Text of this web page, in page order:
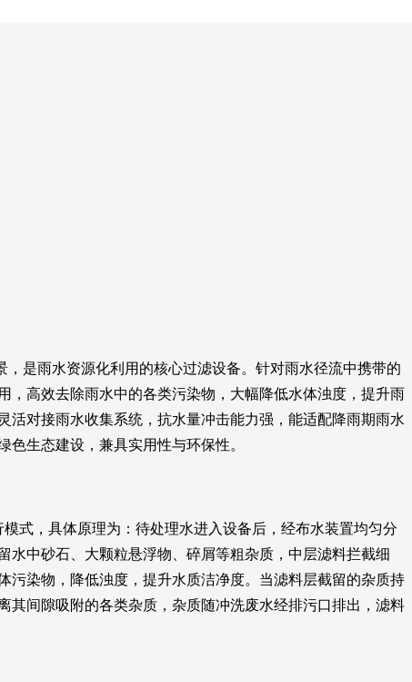
是雨水资源化利用的核心过滤设备。针对雨水径流中携带的
高效去除雨水中的各类污染物，大幅降低水体浊度，提升雨
对接雨水收集系统，抗水量冲击能力强，能适配降雨期雨水
生态建设，兼具实用性与环保性。
式，具体原理为：待处理水进入设备后，经布水装置均匀分
中砂石、大颗粒悬浮物、碎屑等粗杂质，中层滤料拦截细
染物，降低浊度，提升水质洁净度。当滤料层截留的杂质持
间隙吸附的各类杂质，杂质随冲洗废水经排污口排出，滤料